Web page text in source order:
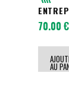
70.00 €
AU